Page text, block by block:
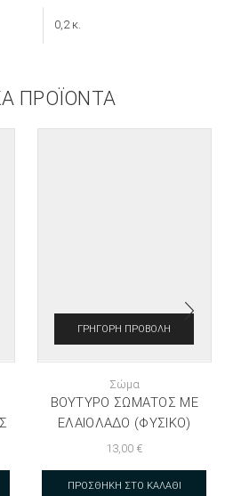
0,2 κ.
ΠΡΟΪΌΝΤΑ
ΓΡΉΓΟΡΗ ΠΡΟΒΟΛΉ
Σώμα
ΒΟΎΤΥΡΟ ΣΏΜΑΤΟΣ ΜΕ
ΕΛΑΙΌΛΑΔΟ (ΦΥΣΙΚΌ)
13,00 €
ΠΡΟΣΘΉΚΗ ΣΤΟ ΚΑΛΆΘΙ